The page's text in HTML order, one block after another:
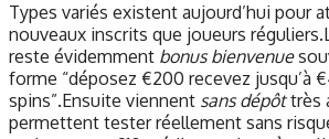
Types variés existent aujourd’hui pour
nouveaux inscrits que joueurs
reste évidemment bonus bienvenue
forme “déposez €200 recevez jusqu’à
spins”.Ensuite viennent sans dépôttrès
permettent tester réellement sans